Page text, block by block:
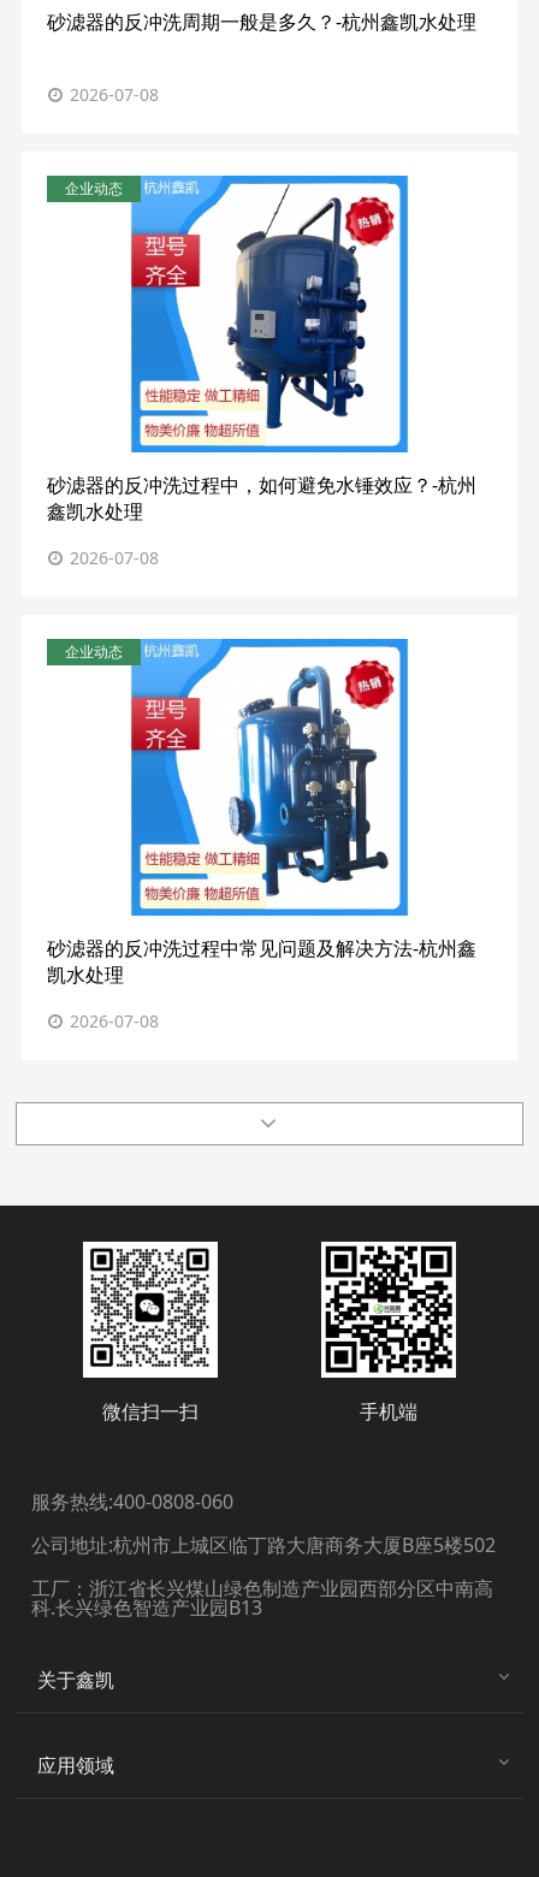
砂滤器的反冲洗周期一般是多久？-杭州鑫凯水处理
2026-07-08
企业动态
砂滤器的反冲洗过程中，如何避免水锤效应？-杭州
鑫凯水处理
2026-07-08
企业动态
砂滤器的反冲洗过程中常见问题及解决方法-杭州鑫
凯水处理
2026-07-08
微信扫一扫 手机端
服务热线:400-0808-060
公司地址:杭州市上城区临丁路大唐商务大厦B座5楼502
工厂：浙江省长兴煤山绿色制造产业园西部分区中南高
科.长兴绿色智造产业园B13
关于鑫凯
应用领域